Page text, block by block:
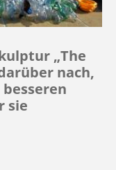
„The
nach,
sie